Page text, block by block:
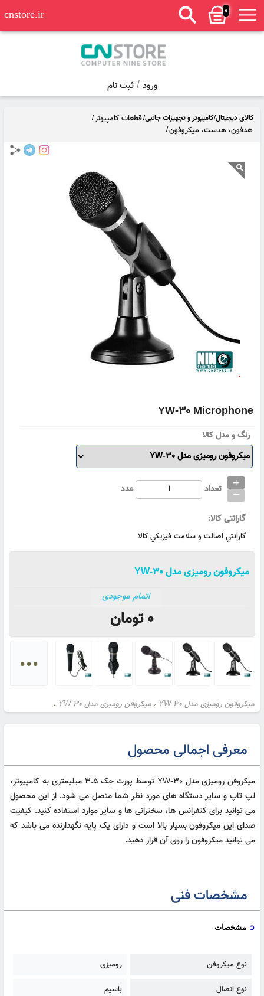
0
cnstore.ir
ورود / ثبت نام
کالای دیجیتال/کامپیوتر و تجهیزات جانبی/قطعات کامپیوتر/
هدفون، هدست، میکروفون/
YW-30 Microphone
رنگ و مدل کالا
تعداد
+
_ عدد
گارانتی کالا:
گارانتي اصالت و سلامت فيزيکي کالا
میکروفون رومیزی مدل YW-30
اتمام موجودی
0تومان
...
میکروفون رومیزی مدل YW 30 ، میکروفن رومیزی مدل YW 30 ،
معرفی اجمالی محصول
میکروفن رومیزی مدل YW-30 توسط پورت جک 3.5 میلیمتری به کامپیوتر،
لپ تاپ و سایر دستگاه های مورد نظر شما متصل می شود. از این محصول
می توانید برای کنفرانس ها، سخنرانی ها و سایر موارد استفاده کنید. کیفیت
صدای این میکروفون بسیار بالا است و دارای یک پایه نگهدارنده می باشد که
می توانید میکروفون را روی آن قرار دهید.
مشخصات فنی
➲ مشخصات
نوع ميکروفن رومیزی
نوع اتصال باسیم